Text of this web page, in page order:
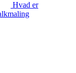
Hvad er